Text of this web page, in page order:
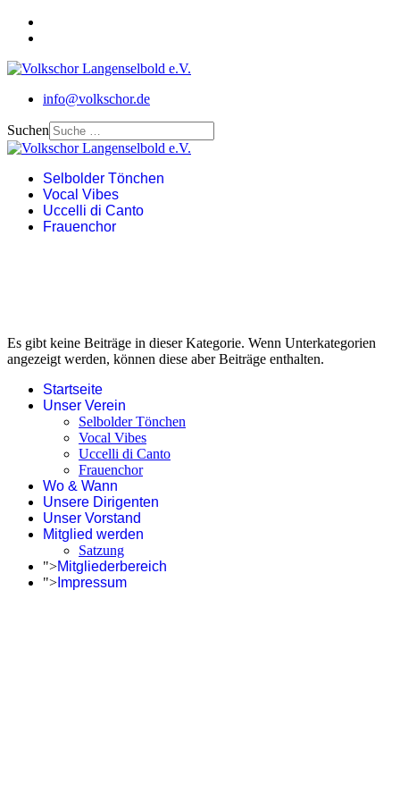
info@volkschor.de
Suchen
Selbolder Tönchen
Vocal Vibes
Uccelli di Canto
Frauenchor
Es gibt keine Beiträge in dieser Kategorie. Wenn Unterkategorien
angezeigt werden, können diese aber Beiträge enthalten.
Startseite
Unser Verein
Selbolder Tönchen
Vocal Vibes
Uccelli di Canto
Frauenchor
Wo & Wann
Unsere Dirigenten
Unser Vorstand
Mitglied werden
Satzung
">Mitgliederbereich
"> Impressum